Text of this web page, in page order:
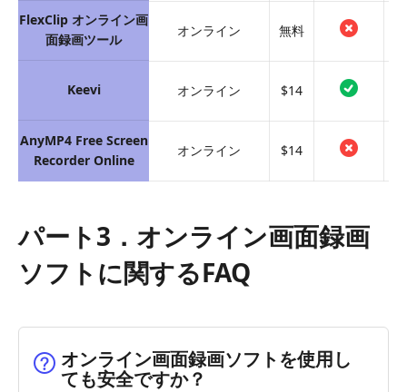
FlexClip オンライン画
面録画ツール
Keevi
AnyMP4 Free Screen
Recorder Online
オンライン 無料
オンライン $14
オンライン $14
パート3．オンライン画面録画
ソフトに関するFAQ
オンライン画面録画ソフトを使用し
ても安全ですか？